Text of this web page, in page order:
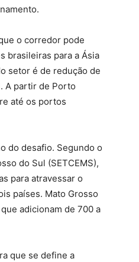
o corredor pode
brasileiras para a Ásia
setor é de redução de
A partir de Porto
até os portos
do desafio. Segundo o
do Sul (SETCEMS),
para atravessar o
países. Mato Grosso
adicionam de 700 a
que se define a